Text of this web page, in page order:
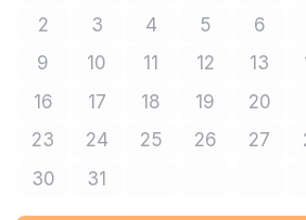
2No tickets available
3No tickets available
4No tickets available
5No tickets
6No
9No tickets available
10No tickets available
11No tickets available
12No tickets
13No
16No tickets available
17No tickets available
18No tickets available
19No tickets
20
No
23No tickets available
24No tickets available
25No tickets available
26No tickets
27No
30No tickets available
31No tickets available